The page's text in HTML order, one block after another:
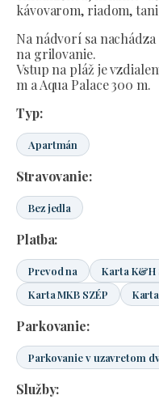
kávovarom, riadom,
Na nádvorí sa
na grilovanie.
Vstup na pláž je
m a Aqua Palace 300 m.
Typ:
Apartmán
Stravovanie:
Bez jedla
Platba:
Prevod na Karta K&H
Karta MKB SZÉP
Parkovanie:
Parkovanie v uzavretom
Služby: